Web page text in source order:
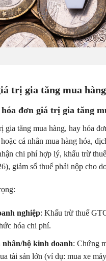
trị gia tăng mua
đơn giá trị gia tăng
gia tăng mua hàng, hay hóa
cá nhân mua hàng hóa,
chi phí hợp lý, khấu trừ
giảm số thuế phải nộp cho
nghiệp: Khấu trừ thuế
hóa chi phí.
hộ kinh doanh: Chứng
tài sản lớn (ví dụ: mua xe